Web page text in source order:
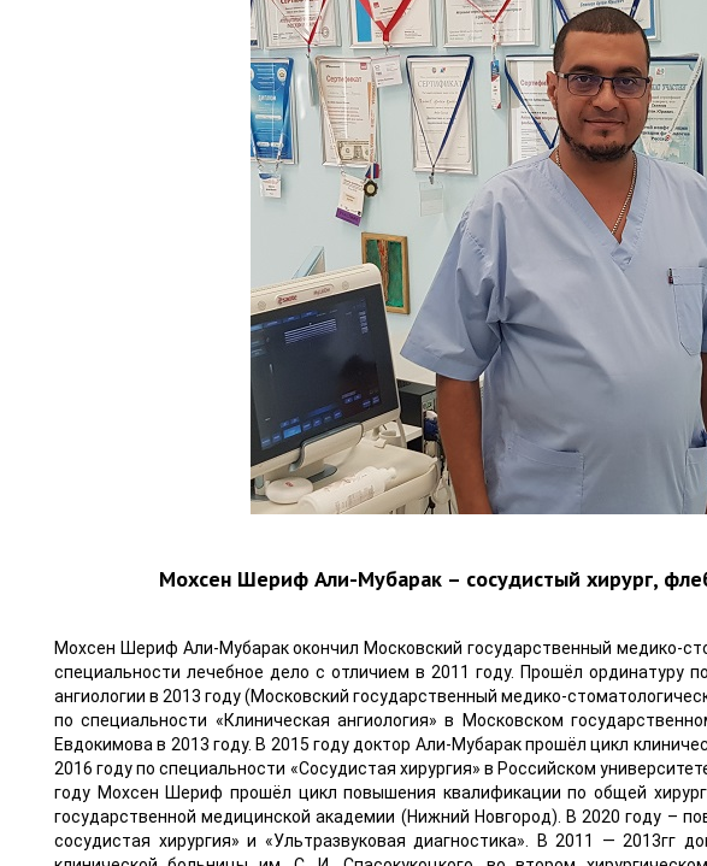
Мохсен Шериф Али-Мубарак – сосудистый хирург,
Мохсен Шериф Али-Мубарак окончил Московский государственный медико-
специальности лечебное дело с отличием в 2011 году. Прошёл ординатуру
ангиологии в 2013 году (Московский государственный медико-
по специальности «Клиническая ангиология» в Московском
Евдокимова в 2013 году. В 2015 году доктор Али-Мубарак прошёл цикл
2016 году по специальности «Сосудистая хирургия» в Российском
году Мохсен Шериф прошёл цикл повышения квалификации по общей
государственной медицинской академии (Нижний Новгород). В 2020 году –
сосудистая хирургия» и «Ультразвуковая диагностика». В 2011 — 2013гг